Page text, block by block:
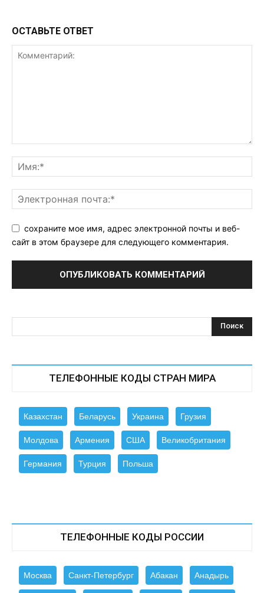
ОСТАВЬТЕ ОТВЕТ
сохраните мое имя, адрес электронной почты и веб-
сайт в этом браузере для следующего комментария.
ТЕЛЕФОННЫЕ КОДЫ СТРАН МИРА
Казахстан Беларусь Украина Грузия
Молдова Армения США Великобритания
Германия Турция Польша
ТЕЛЕФОННЫЕ КОДЫ РОССИИ
Москва Санкт-Петербург Абакан Анадырь